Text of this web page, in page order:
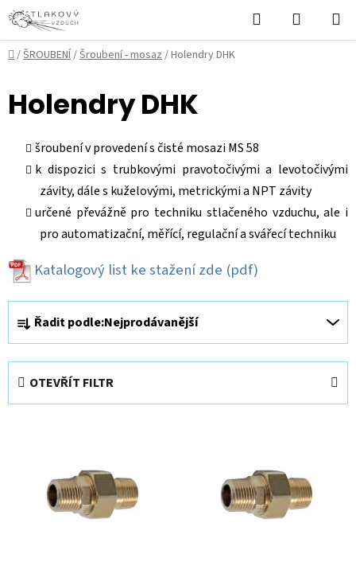
Přejít
na
obsah
Hledat
KOŠÍK
Domů
/ŠROUBENÍ/Šroubení - mosaz/Holendry DHK
Holendry DHK
šroubení v provedení s čisté mosazi MS 58
k dispozici s trubkovými pravotočivými a levotočivými
závity, dále s kuželovými, metrickými a NPT závity
určené převážně pro techniku stlačeného vzduchu, ale i
pro automatizační, měřící, regulační a svářecí techniku
Katalogový list ke stažení zde (pdf)
Ř
a
z
e
n
í
Řadit podle:Nejprodávanější
OTEVŘÍT FILTR